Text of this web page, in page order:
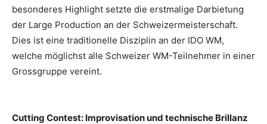
besonderes Highlight setzte die erstmalige Darbietung
der Large Production an der Schweizermeisterschaft.
Dies ist eine traditionelle Disziplin an der IDO WM,
welche möglichst alle Schweizer WM-Teilnehmer in einer
Grossgruppe vereint.
Cutting Contest: Improvisation und technische Brillanz